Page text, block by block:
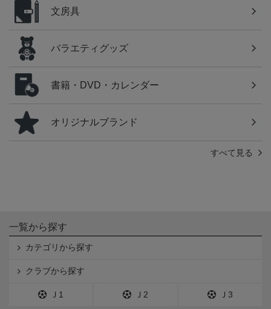
文房具
バラエティグッズ
書籍・DVD・カレンダー
オリジナルブランド
すべて見る
一覧から探す
カテゴリから探す
クラブから探す
Ｊ1 Ｊ2 Ｊ3